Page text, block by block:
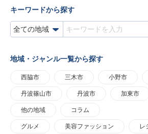
キーワードから探す
地域・ジャンル一覧から探す
西脇市 三木市 小野市
丹波篠山市 丹波市 加東市
他の地域 コラム
グルメ 美容ファッション レ